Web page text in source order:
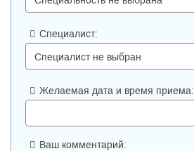
Специалист:
Желаемая дата и время приема:
Ваш комментарий: